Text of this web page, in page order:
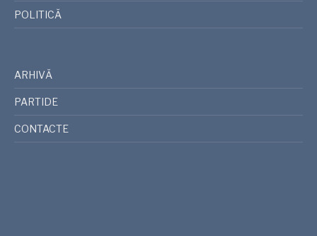
POLITICĂ
ARHIVĂ
PARTIDE
CONTACTE